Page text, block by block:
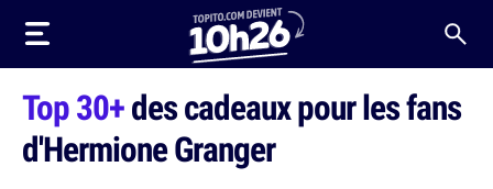
Top 30+des cadeaux pour les fans
d'Hermione Granger